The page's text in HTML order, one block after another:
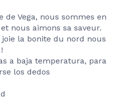
de Vega, nous sommes en
nous aimons sa saveur.
joie la bonite du nord nous
a baja temperatura, para
los dedos